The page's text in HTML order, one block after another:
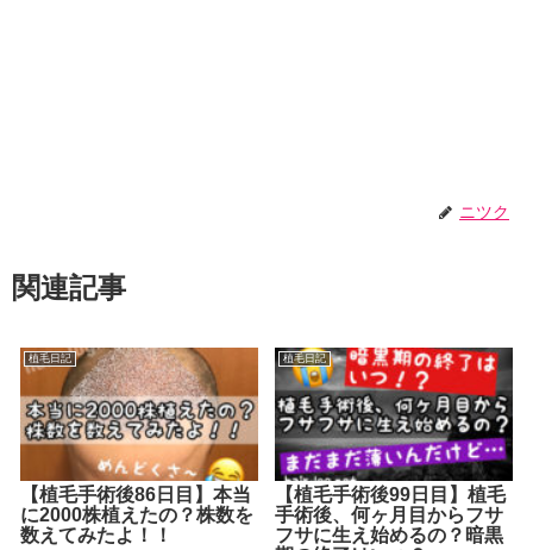
ニツク
関連記事
植毛日記
【植毛手術後86日目】本当
に2000株植えたの？株数を
数えてみたよ！！
植毛日記
【植毛手術後99日目】植毛
手術後、何ヶ月目からフサ
フサに生え始めるの？暗黒